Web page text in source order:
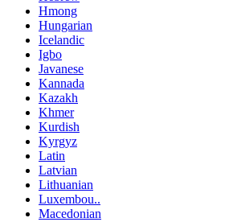
Hmong
Hungarian
Icelandic
Igbo
Javanese
Kannada
Kazakh
Khmer
Kurdish
Kyrgyz
Latin
Latvian
Lithuanian
Luxembou..
Macedonian